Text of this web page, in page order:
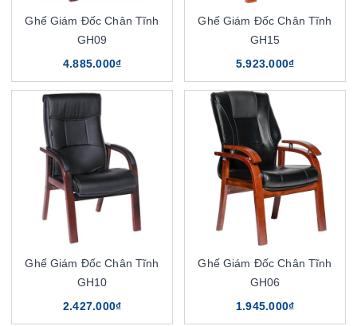
Ghế Giám Đốc Chân Tĩnh
GH09
4.885.000₫
Ghế Giám Đốc Chân Tĩnh
GH15
5.923.000₫
Ghế Giám Đốc Chân Tĩnh
GH10
2.427.000₫
Ghế Giám Đốc Chân Tĩnh
GH06
1.945.000₫